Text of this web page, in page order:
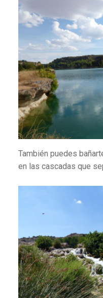
También puedes
en las cascadas que